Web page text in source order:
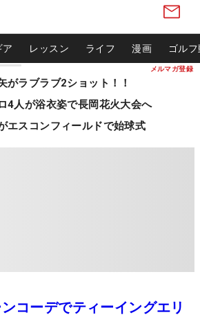
メルマガ登録
ア レッスン ライフ 漫画 ゴル
がラブラブ2ショット！！
4人が浴衣姿で長岡花火大会へ
エスコンフィールドで始球式
コーデでティーイングエリ